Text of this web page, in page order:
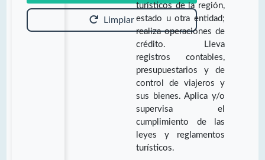
Limpiar
turísticos de la región,
estado u otra entidad;
realiza operaciones de
crédito. Lleva
registros contables,
presupuestarios y de
control de viajeros y
sus bienes. Aplica y/o
supervisa el
cumplimiento de las
leyes y reglamentos
turísticos.